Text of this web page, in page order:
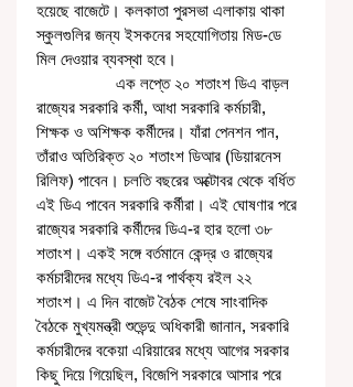
হয়েছে বাজেটে। কলকাতা পুরসভা এলাকায় থাকা
স্কুলগুলির জন্য ইসকনের সহযোগিতায় মিড-ডে
মিল দেওয়ার ব্যবস্থা হবে।
রাজ্যের সরকারি কর্মী, আধা সরকারি কর্মচারী,
শিক্ষক ও অশিক্ষক কর্মীদের। যাঁরা পেনশন পান,
তাঁরাও অতিরিক্ত ২০ শতাংশ ডিআর (ডিয়ারনেস
রিলিফ) পাবেন। চলতি বছরের অক্টোবর থেকে বর্ধিত
এই ডিএ পাবেন সরকারি কর্মীরা। এই ঘোষণার পরে
রাজ্যের সরকারি কর্মীদের ডিএ-র হার হলো ৩৮
শতাংশ। একই সঙ্গে বর্তমানে কেন্দ্র ও রাজ্যের
কর্মচারীদের মধ্যে ডিএ-র পার্থক্য রইল ২২
শতাংশ। এ দিন বাজেট বৈঠক শেষে সাংবাদিক
বৈঠকে মুখ্যমন্ত্রী শুভেন্দু অধিকারী জানান, সরকারি
কর্মচারীদের বকেয়া এরিয়ারের মধ্যে আগের সরকার
কিছু দিয়ে গিয়েছিল, বিজেপি সরকারে আসার পরে